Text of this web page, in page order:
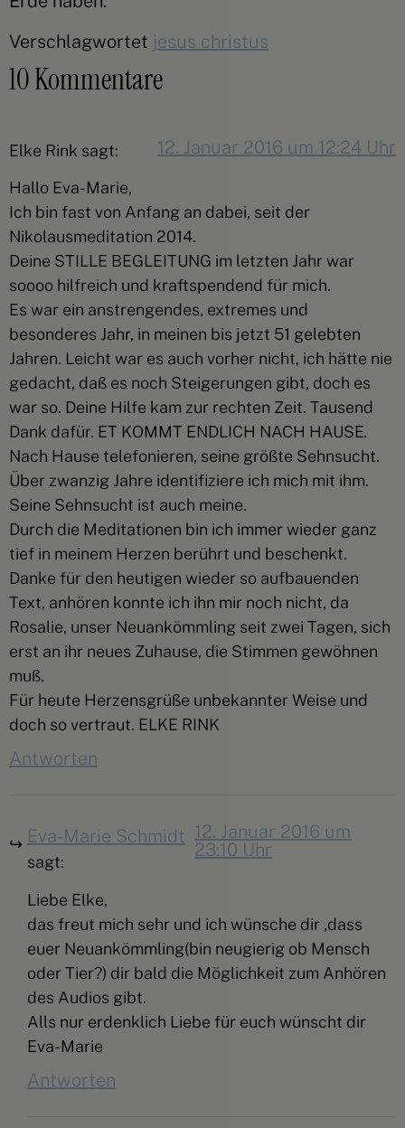
Verschlagwortet jesus christus
10 Kommentare
Elke Rink sagt: 12. Januar 2016 um 12:24 Uhr
Hallo Eva-Marie,
Ich bin fast von Anfang an dabei, seit der
Nikolausmeditation 2014.
Deine STILLE BEGLEITUNG im letzten Jahr war
soooo hilfreich und kraftspendend für mich.
Es war ein anstrengendes, extremes und
besonderes Jahr, in meinen bis jetzt 51 gelebten
Jahren. Leicht war es auch vorher nicht, ich hätte nie
gedacht, daß es noch Steigerungen gibt, doch es
war so. Deine Hilfe kam zur rechten Zeit. Tausend
Dank dafür. ET KOMMT ENDLICH NACH HAUSE.
Nach Hause telefonieren, seine größte Sehnsucht.
Über zwanzig Jahre identifiziere ich mich mit ihm.
Seine Sehnsucht ist auch meine.
Durch die Meditationen bin ich immer wieder ganz
tief in meinem Herzen berührt und beschenkt.
Danke für den heutigen wieder so aufbauenden
Text, anhören konnte ich ihn mir noch nicht, da
Rosalie, unser Neuankömmling seit zwei Tagen, sich
erst an ihr neues Zuhause, die Stimmen gewöhnen
muß.
Für heute Herzensgrüße unbekannter Weise und
doch so vertraut. ELKE RINK
Antworten
Eva-Marie Schmidt
sagt:
12. Januar 2016 um
23:10 Uhr
Liebe Elke,
das freut mich sehr und ich wünsche dir ,dass
euer Neuankömmling(bin neugierig ob Mensch
oder Tier?) dir bald die Möglichkeit zum Anhören
des Audios gibt.
Alls nur erdenklich Liebe für euch wünscht dir
Eva-Marie
Antworten